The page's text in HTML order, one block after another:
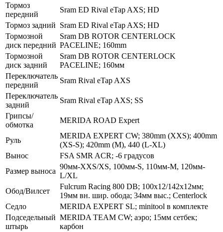
Тормоз
передний
Sram ED Rival eTap AXS; HD
Тормоз задний Sram ED Rival eTap AXS; HD
Тормозной
диск передний
Sram DB ROTOR CENTERLOCK
PACELINE; 160mm
Тормозной
диск задний
Sram DB ROTOR CENTERLOCK
PACELINE; 160мм
Переключатель
передний
Sram Rival eTap AXS
Переключатель
задний
Sram Rival eTap AXS; SS
Грипсы/
обмотка
MERIDA ROAD Expert
Руль
MERIDA EXPERT CW; 380mm (XXS); 400mm
(XS-S); 420mm (M), 440 (L-XL)
Вынос
FSA SMR ACR; -6 градусов
Размер выноса
90мм-XXS/XS, 100мм-S, 110мм-M, 120мм-
L/XL
Обод/Вилсет
Fulcrum Racing 800 DB; 100x12/142x12мм;
19мм вн. шир. обода; 34мм выс.; Centerlock
Седло
MERIDA EXPERT SL; minitool в комплекте
Подседельный
штырь
MERIDA TEAM CW; аэро; 15мм сетбек;
карбон